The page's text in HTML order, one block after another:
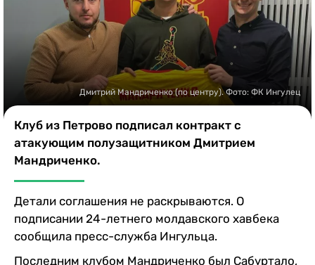
Букмекеры
Казино
Дмитрий Мандриченко (по центру). Фото: ФК Ингулец
Клуб из Петрово подписал контракт с
атакующим полузащитником Дмитрием
Мандриченко.
Детали соглашения не раскрываются. О
подписании 24-летнего молдавского хавбека
сообщила пресс-служба Ингульца.
Последним клубом Мандриченко был Сабуртало,